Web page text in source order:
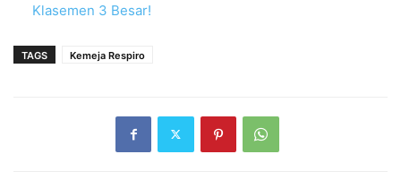
Klasemen 3 Besar!
TAGS Kemeja Respiro